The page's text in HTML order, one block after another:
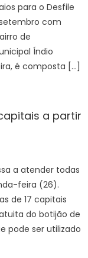
para o Desfile
com
de
Índio
é composta […]
a partir
a atender todas
feira (26).
de 17 capitais
do botijão de
pode ser utilizado